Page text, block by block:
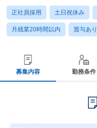
正社員採用 土日祝休み
月残業20時間以内 賞与あり
募集内容 勤務条件